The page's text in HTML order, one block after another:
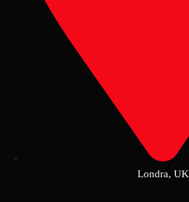
Londra, UK